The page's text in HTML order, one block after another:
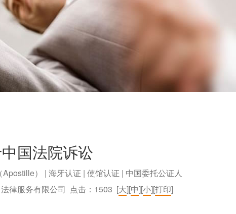
国法院诉讼
） | 海牙认证 | 使馆认证 | 中国委托公证人
律服务有限公司 点击： 1503 [大][中][小][打印]